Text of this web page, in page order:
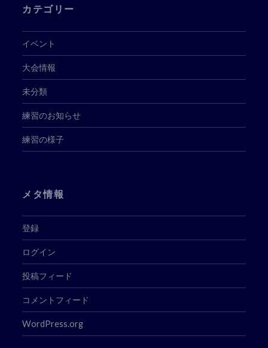
カテゴリー
イベント
大会情報
未分類
練習のお知らせ
練習の様子
メタ情報
登録
ログイン
投稿フィード
コメントフィード
WordPress.org